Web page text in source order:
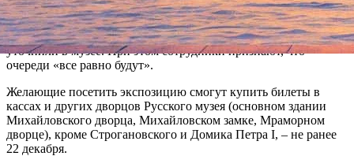
«Система не до конца отработана: все равно при покупке
электронного билета необходимо получать билет в кассе», –
уточнили в музее. При этом сотрудники признают, что
очереди «все равно будут».
Желающие посетить экспозицию cмогут купить билеты в
кассах и других дворцов Русского музея (основном здании
Михайловского дворца, Михайловском замке, Мраморном
дворце), кроме Строгановского и Домика Петра I, – не ранее
22 декабря.